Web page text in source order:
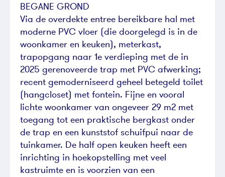
BEGANE GROND
Via de overdekte entree bereikbare hal met
moderne PVC vloer (die doorgelegd is in de
woonkamer en keuken), meterkast,
trapopgang naar 1e verdieping met de in
2025 gerenoveerde trap met PVC afwerking;
recent gemoderniseerd geheel betegeld toilet
(hangcloset) met fontein. Fijne en vooral
lichte woonkamer van ongeveer 29 m2 met
toegang tot een praktische bergkast onder
de trap en een kunststof schuifpui naar de
tuinkamer. De half open keuken heeft een
inrichting in hoekopstelling met veel
kastruimte en is voorzien van een